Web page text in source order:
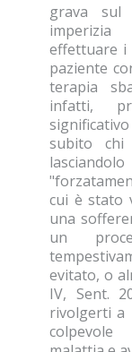
grava sul
effettuare i
paziente
terapia
infatti,
subito
cui è stato
una
un
evitato, o
IV, Sent.
rivolgerti a